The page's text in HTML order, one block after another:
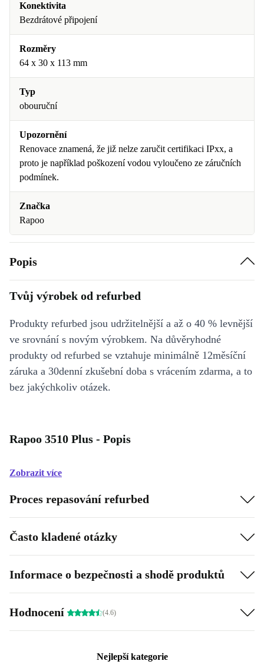
Konektivita
Bezdrátové připojení
Rozměry
64 x 30 x 113 mm
Typ
obouruční
Upozornění
Renovace znamená, že již nelze zaručit certifikaci IPxx, a
proto je například poškození vodou vyloučeno ze záručních
podmínek.
Značka
Rapoo
Popis
Tvůj výrobek od refurbed
Produkty refurbed jsou udržitelnější a až o 40 % levnější
ve srovnání s novým výrobkem. Na důvěryhodné
produkty od refurbed se vztahuje minimálně 12měsíční
záruka a 30denní zkušební doba s vrácením zdarma, a to
bez jakýchkoliv otázek.
Rapoo 3510 Plus - Popis
Zobrazit více
Proces repasování refurbed
Často kladené otázky
Informace o bezpečnosti a shodě produktů
Hodnocení (4.6)
Nejlepší kategorie